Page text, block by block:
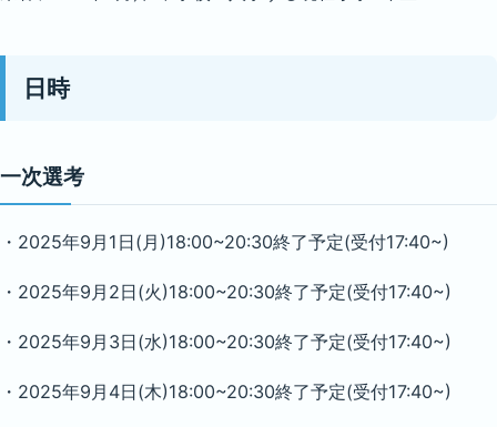
日時
一次選考
・2025年9月1日(月)18:00~20:30終了予定(受付17:40~)
・2025年9月2日(火)18:00~20:30終了予定(受付17:40~)
・2025年9月3日(水)18:00~20:30終了予定(受付17:40~)
・2025年9月4日(木)18:00~20:30終了予定(受付17:40~)